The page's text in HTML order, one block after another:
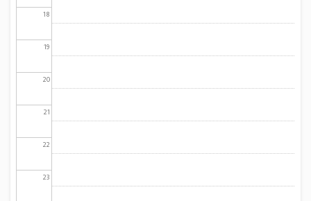
18
19
20
21
22
23